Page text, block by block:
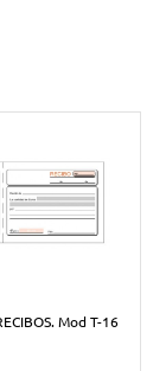
Mod T-16